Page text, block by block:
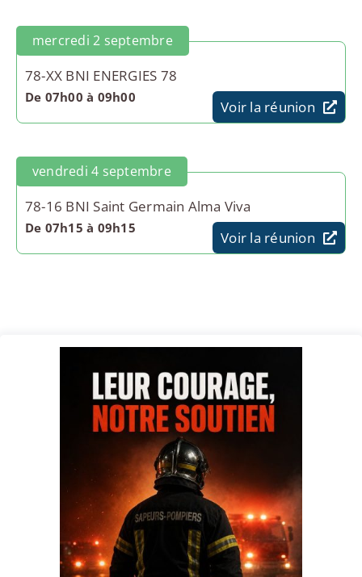
mercredi 2 septembre
78-XX BNI ENERGIES 78
De 07h00 à 09h00
Voir la réunion
vendredi 4 septembre
78-16 BNI Saint Germain Alma Viva
De 07h15 à 09h15
Voir la réunion